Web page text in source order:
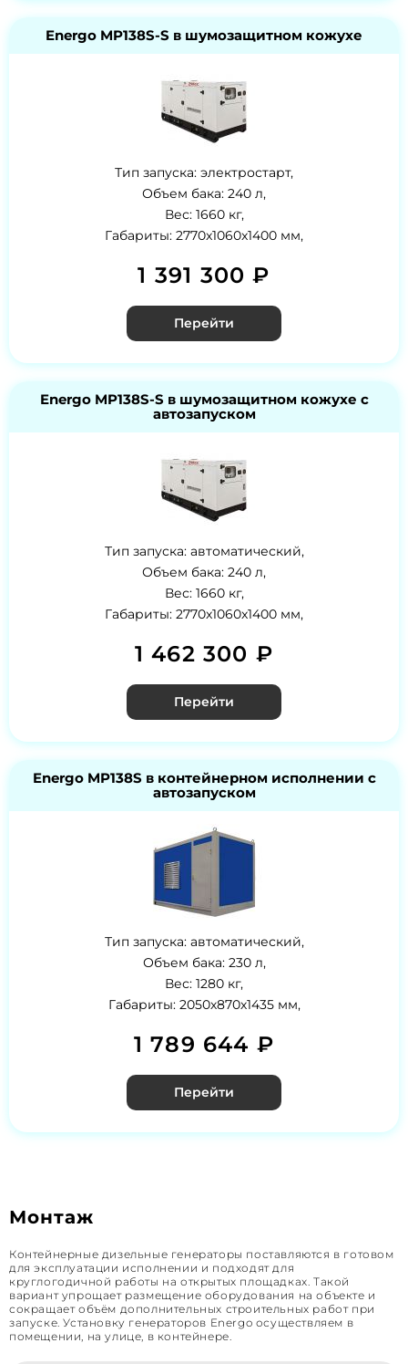
Energo MP138S-S в шумозащитном кожухе
Тип запуска: электростарт,
Объем бака: 240 л,
Вес: 1660 кг,
Габариты: 2770x1060x1400 мм,
1 391 300 ₽
Перейти
Energo MP138S-S в шумозащитном кожухе с
автозапуском
Тип запуска: автоматический,
Объем бака: 240 л,
Вес: 1660 кг,
Габариты: 2770x1060x1400 мм,
1 462 300 ₽
Перейти
Energo MP138S в контейнерном исполнении с
автозапуском
Тип запуска: автоматический,
Объем бака: 230 л,
Вес: 1280 кг,
Габариты: 2050х870х1435 мм,
1 789 644 ₽
Перейти
Монтаж
Контейнерные дизельные генераторы поставляются в готовом
для эксплуатации исполнении и подходят для
круглогодичной работы на открытых площадках. Такой
вариант упрощает размещение оборудования на объекте и
сокращает объём дополнительных строительных работ при
запуске. Установку генераторов Energo осуществляем в
помещении, на улице, в контейнере.